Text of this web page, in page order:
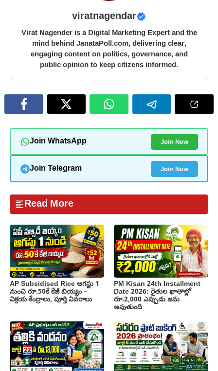
viratnagendar
Virat Nagender is a Digital Marketing Expert and the
mind behind JanataPoll.com, delivering clear,
engaging content on politics, governance, and
public opinion to keep citizens informed.
Join WhatsApp Join Now
Join Telegram Join Now
Read More
AP Subsidised Rice ఆగస్టు 1
నుంచి రూ.50కే కేజీ బియ్యం –
విక్రయ కేంద్రాలు, పూర్తి వివరాలు
PM Kisan 24th Installment
Date 2026: రైతుల ఖాతాల్లో
రూ.2,000 ఎప్పుడు జమ
అవుతుంది